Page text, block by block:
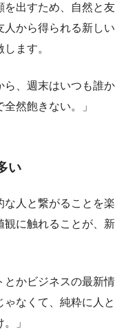
を出すため、自然と友
人から得られる新しい
ます。
ら、週末はいつも誰か
然飽きない。」
い
人と繋がることを楽
観に触れることが、新
とかビジネスの最新情
なくて、純粋に人と
」